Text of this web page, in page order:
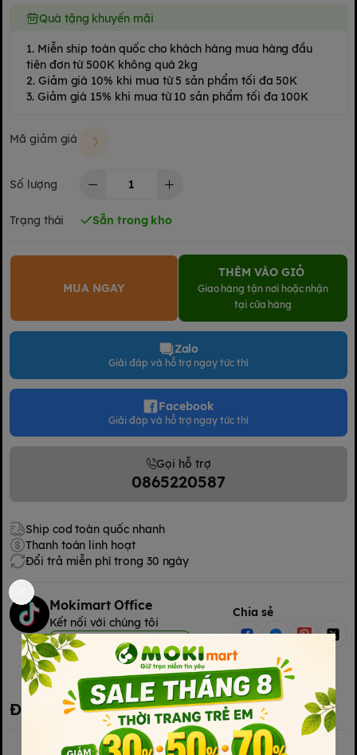
Quà tặng khuyến mãi
1. Miễn ship toàn quốc cho khách hàng mua hàng đầu
tiên đơn từ 500K không quá 2kg
2. Giảm giá 10% khi mua từ 5 sản phẩm tối đa 50K
3. Giảm giá 15% khi mua từ 10 sản phẩm tối đa 100K
Mã giảm giá
Số lượng
Trạng thái Sẵn trong kho
MUA NGAY
THÊM VÀO GIỎ
Giao hàng tận nơi hoặc nhận
tại cửa hàng
Zalo
Giải đáp và hỗ trợ ngay tức thì
Facebook
Giải đáp và hỗ trợ ngay tức thì
Gọi hỗ trợ
0865220587
Ship cod toàn quốc nhanh
Thanh toán linh hoạt
Đổi trả miễn phí trong 30 ngày
Mokimart Office
Kết nối với chúng tôi
Kết nối với chúng tôi
Chia sẻ
Đặc điểm nổi bật